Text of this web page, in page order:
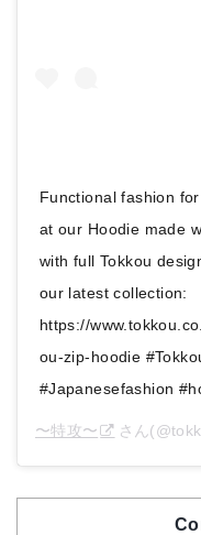
Functional fashion
at our Hoodie made
with full Tokkou
our latest collection:
https://
ou-zip-hoodie
#Japanesefashion
〜特攻〜 さん